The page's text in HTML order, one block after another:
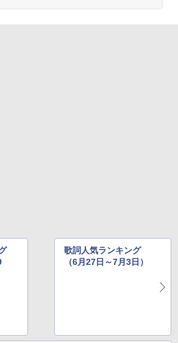
歌詞人気ランキング
（6月27日～7月3日）